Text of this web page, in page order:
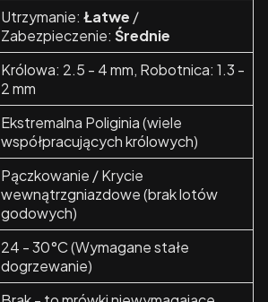
Utrzymanie: Łatwe /
Zabezpieczenie: Średnie
Królowa: 2.5 - 4 mm, Robotnica: 1.3 -
2 mm
Ekstremalna Poliginia (wiele
współpracujących królowych)
Pączkowanie / Krycie
wewnątrzgniazdowe (brak lotów
godowych)
24 - 30°C (Wymagane stałe
dogrzewanie)